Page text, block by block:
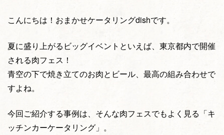
こんにちは！おまかせケータリングdishです。
夏に盛り上がるビッグイベントといえば、東京都内で開催
される肉フェス！
青空の下で焼き立てのお肉とビール、最高の組み合わせで
すよね。
今回ご紹介する事例は、そんな肉フェスでもよく見る「キ
ッチンカーケータリング」。